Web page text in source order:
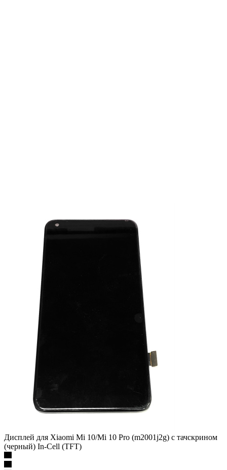
Дисплей для Xiaomi Mi 10/Mi 10 Pro (m2001j2g) с тачскрином
(черный) In-Cell (TFT)